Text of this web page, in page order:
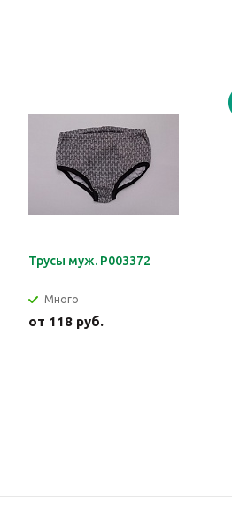
Трусы муж. Р003372
Много
от 118 руб.